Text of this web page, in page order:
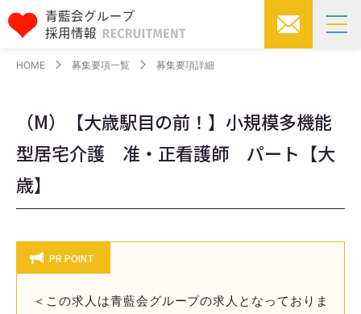
HOME 募集要項一覧 募集要項詳細
（M）【大歳駅目の前！】小規模多機能
型居宅介護 准・正看護師 パート【大
歳】
PR POINT
＜この求人は青藍会グループの求人となっておりま